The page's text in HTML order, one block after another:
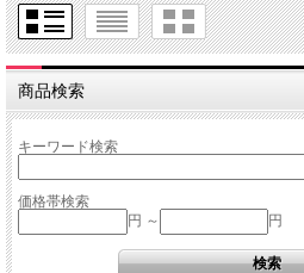
商品検索
キーワード検索
価格帯検索
円 ～
円